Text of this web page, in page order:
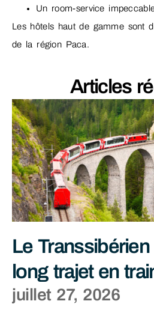
Un room-service
Les hôtels haut de gamme sont
de la région Paca.
Articles
Le
long trajet en
juillet 27, 2026